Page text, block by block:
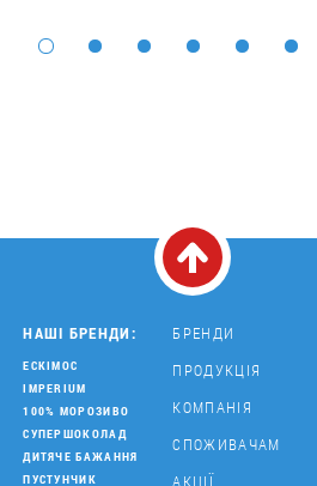
НАШІ БРЕНДИ:
ЕСКІМОС
IMPERIUM
100% МОРОЗИВО
СУПЕРШОКОЛАД
ДИТЯЧЕ БАЖАННЯ
ПУСТУНЧИК
БРЕНДИ
ПРОДУКЦІЯ
КОМПАНІЯ
СПОЖИВАЧАМ
АКЦІЇ